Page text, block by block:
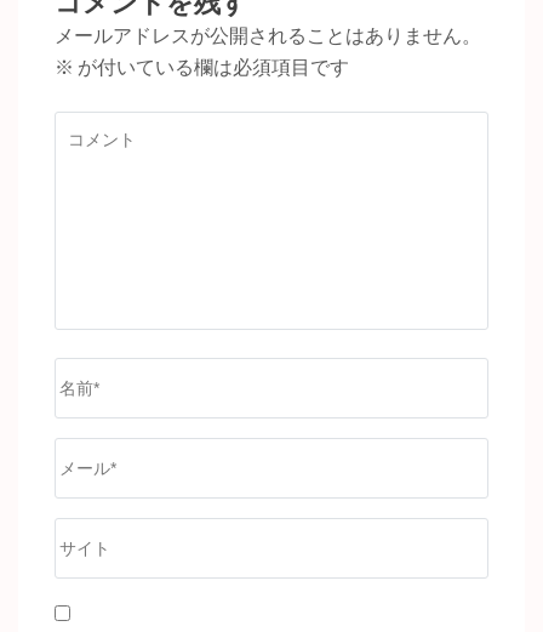
メールアドレスが公開されることはありません。
※ が付いている欄は必須項目です
前
*
ー
ル
*
イ